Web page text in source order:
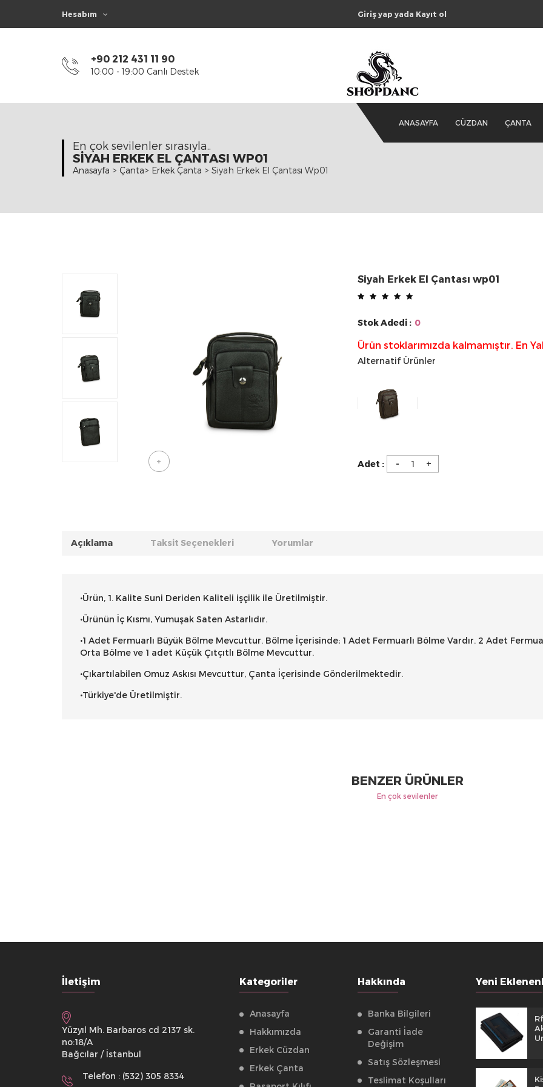
Hesabım Giriş yap yada Kayıt ol
+90 212 431 11 90
10:00 - 19:00 Canlı Destek
ANASAYFA CÜZDAN ÇANTA
En çok sevilenler sırasıyla..
SIYAH ERKEK EL ÇANTASI WP01
Anasayfa > Çanta> Erkek Çanta > Siyah Erkek El Çantası Wp01
+
Siyah Erkek El Çantası wp01
Stok Adedi : 0
Ürün stoklarımızda kalmamıştır. En
Alternatif Ürünler
Adet : - +
Açıklama Taksit Seçenekleri Yorumlar
•Ürün, 1. Kalite Suni Deriden Kaliteli işçilik ile Üretilmiştir.
•Ürünün İç Kısmı, Yumuşak Saten Astarlıdır.
•1 Adet Fermuarlı Büyük Bölme Mevcuttur. Bölme İçerisinde; 1 Adet Fermuarlı Bölme Vardır. 2 Adet
Orta Bölme ve 1 adet Küçük Çıtçıtlı Bölme Mevcuttur.
•Çıkartılabilen Omuz Askısı Mevcuttur, Çanta İçerisinde Gönderilmektedir.
•Türkiye'de Üretilmiştir.
BENZER ÜRÜNLER
En çok sevilenler
İletişim
Yüzyıl Mh. Barbaros cd 2137 sk.
no:18/A
Bağcılar / İstanbul
Telefon : (532) 305 8334
Kategoriler
Anasayfa
Hakkımızda
Erkek Cüzdan
Erkek Çanta
Hakkında
Banka Bilgileri
Garanti İade
Değişim
Satış Sözleşmesi
Teslimat Koşulları
Yeni